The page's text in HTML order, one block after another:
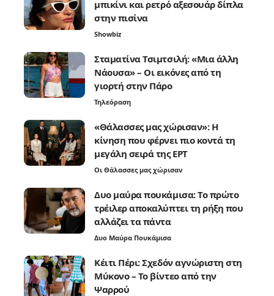
μπικίνι και ρετρό αξεσουάρ δίπλα
στην πισίνα
Showbiz
Σταματίνα Τσιμτσιλή: «Μια άλλη
Νάουσα» – Οι εικόνες από τη
γιορτή στην Πάρο
Τηλεόραση
«Θάλασσες μας χώρισαν»: Η
κίνηση που φέρνει πιο κοντά τη
μεγάλη σειρά της ΕΡΤ
Οι Θάλασσες μας χώρισαν
Δυο μαύρα πουκάμισα: Το πρώτο
τρέιλερ αποκαλύπτει τη ρήξη που
αλλάζει τα πάντα
Δυο Μαύρα Πουκάμισα
Κέιτι Πέρι: Σχεδόν αγνώριστη στη
Μύκονο – Το βίντεο από την
Ψαρρού